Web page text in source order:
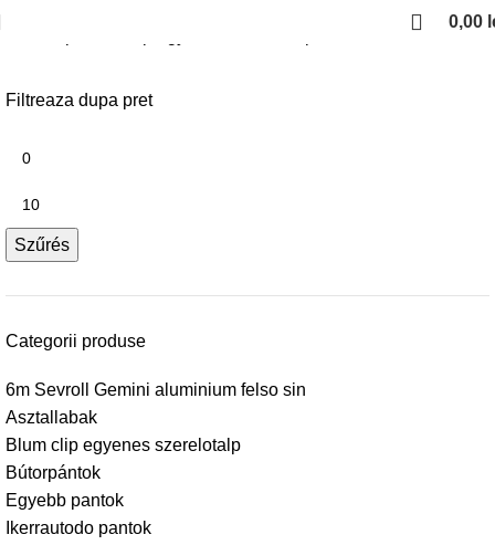
0,00
Filtreaza dupa pret
Szűrés
Categorii produse
6m Sevroll Gemini aluminium felso sin
Asztallabak
Blum clip egyenes szerelotalp
Bútorpántok
Egyebb pantok
Ikerrautodo pantok